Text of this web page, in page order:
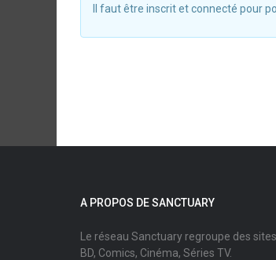
Il faut être inscrit et connecté pour
A PROPOS DE SANCTUARY
Le réseau Sanctuary regroupe des
BD, Comics, Cinéma, Séries TV.